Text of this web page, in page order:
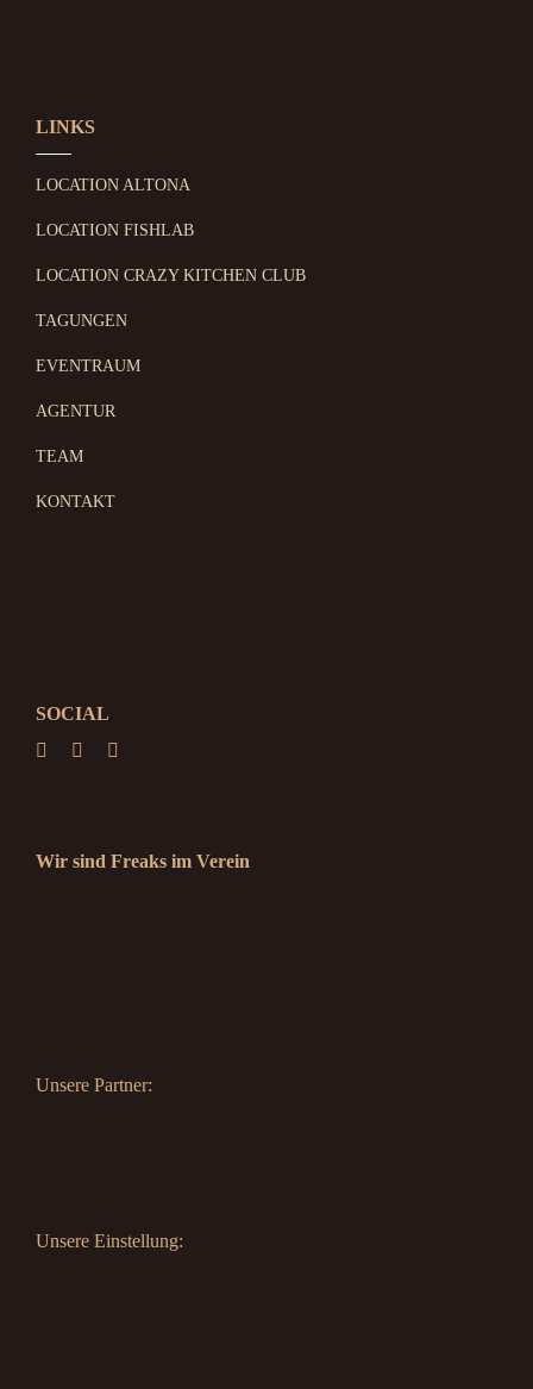
LINKS
LOCATION ALTONA
LOCATION FISHLAB
LOCATION CRAZY KITCHEN CLUB
TAGUNGEN
EVENTRAUM
AGENTUR
TEAM
KONTAKT
SOCIAL
Wir sind Freaks im Verein
Unsere Partner:
Unsere Einstellung: